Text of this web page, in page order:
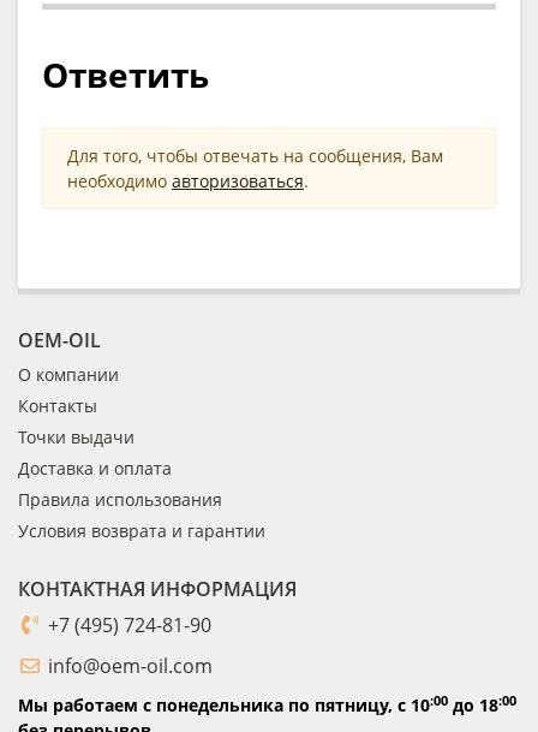
Ответить
Для того, чтобы отвечать на сообщения, Вам
необходимо авторизоваться.
OEM-OIL
О компании
Контакты
Точки выдачи
Доставка и оплата
Правила использования
Условия возврата и гарантии
КОНТАКТНАЯ ИНФОРМАЦИЯ
+7 (495) 724-81-90
info@oem-oil.com
Мы работаем с понедельника по пятницу, с 10:00 до 18:00